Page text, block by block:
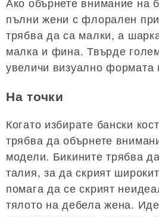
Ако обърнете внимание на
пълни жени с флорален
трябва да са малки, а
малка и фина. Твърде
увеличи визуално формата
На точки
Когато избирате бански
трябва да обърнете
модели. Бикините трябва
талия, за да скрият
помага да се скрият
тялото на дебела жена.